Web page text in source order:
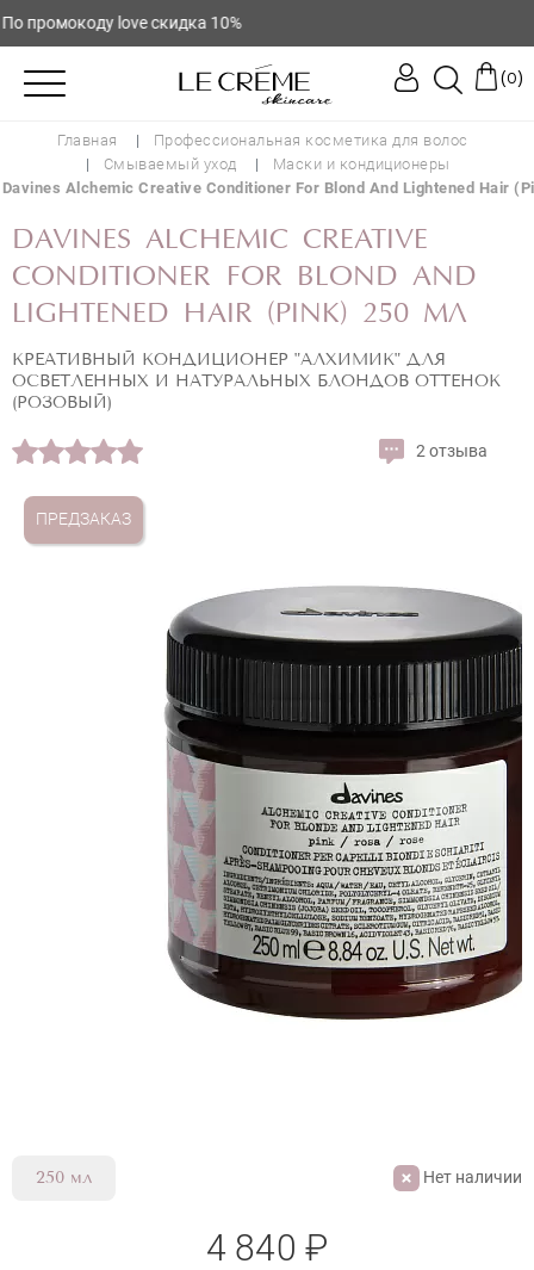
love скидка 10%
(0)
Главная
Профессиональная косметика для волос
Смываемый уход
Маски и кондиционеры
Davines Alchemic Creative Conditioner For Blond And Lightened Hair
DAVINES ALCHEMIC CREATIVE
CONDITIONER FOR BLOND AND
LIGHTENED HAIR (PINK) 250 МЛ
КРЕАТИВНЫЙ КОНДИЦИОНЕР "АЛХИМИК" ДЛЯ
ОСВЕТЛЕННЫХ И НАТУРАЛЬНЫХ БЛОНДОВ ОТТЕНОК
(РОЗОВЫЙ)
2 отзыва
ПРЕДЗАКАЗ
DAVINES ALCHEMIC CREATIVE
CONDITIONER FOR BLOND AND
LIGHTENED HAIR (PINK)
250 мл Нет наличии
4 840 ₽